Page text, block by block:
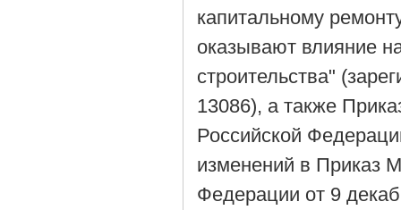
капитальному
оказывают влияние
строительства"
13086), а также
Российской
изменений в Приказ
Федерации от 9